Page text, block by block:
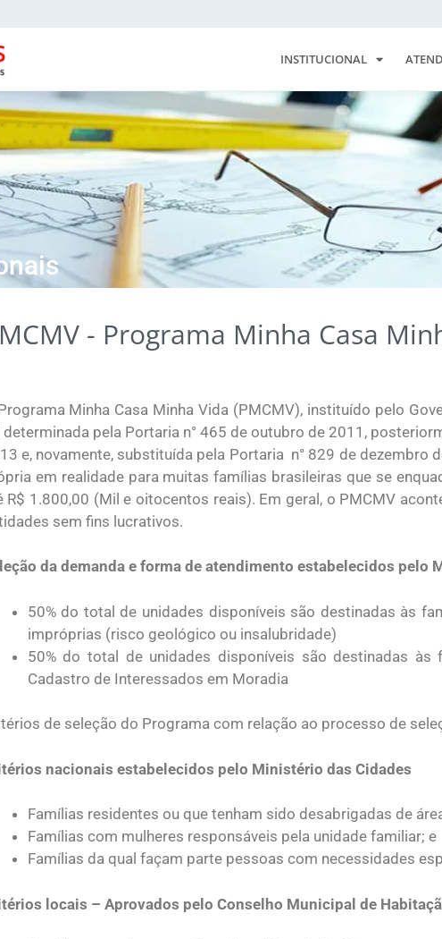
INSTITUCIONAL
- Programa Minha Casa
Minha Casa Minha Vida (PMCMV), instituído pelo
pela Portaria n° 465 de outubro de 2011,
e, novamente, substituída pela Portaria n° 829 de dezembro
em realidade para muitas famílias brasileiras que se
R$ 1.800,00 (Mil e oitocentos reais). Em geral, o PMCMV
sem fins lucrativos.
da demanda e forma de atendimento estabelecidos pelo
50% do total de unidades disponíveis são destinadas às
impróprias (risco geológico ou insalubridade)
50% do total de unidades disponíveis são destinadas
Cadastro de Interessados em Moradia
de seleção do Programa com relação ao processo de
nacionais estabelecidos pelo Ministério das Cidades
Famílias residentes ou que tenham sido desabrigadas de
Famílias com mulheres responsáveis pela unidade familiar; e
Famílias da qual façam parte pessoas com necessidades
locais – Aprovados pelo Conselho Municipal de